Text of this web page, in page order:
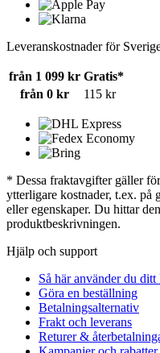
Leveranskostnader för
från 1 099 kr Gratis*
från 0 kr
115 kr
* Dessa fraktavgifter gäller
ytterligare kostnader, t.ex. på
eller egenskaper. Du hittar
produktbeskrivningen.
Hjälp och support
Så här använder du ditt
Göra en beställning
Betalningsalternativ
Frakt och leverans
Returer &